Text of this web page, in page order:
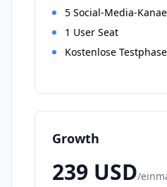
5 Social-Media-
1 User Seat
Kostenlose Testphase
Growth
239 USD/